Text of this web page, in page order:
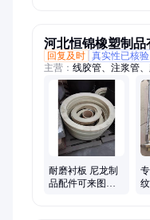
河北恒锦橡塑制品
回复及时 真实性已核验
主营： 线胶管、注浆管
磨胶管、编织胶管、高
耐磨衬板 尼龙制
品配件可来图定